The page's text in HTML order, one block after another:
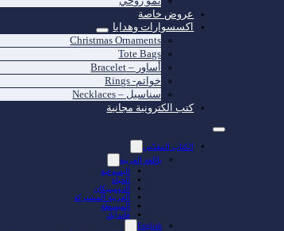
عروض خاصة
اكسسوارات وهدايا
Christmas Ornaments
Tote Bags
أساور – Bracelet
خواتم- Rings
سناسيل – Necklaces
كتب الكترونية مجانية
الكتاب المقدّس
باللغة العربية
اليسوعية
الحياة
الدومينيكان
العربية المشتركة
المبسطة
فاندايك
English